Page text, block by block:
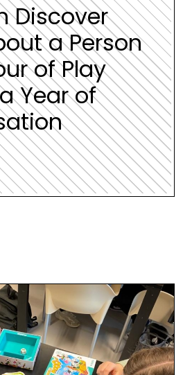
Discover
a Person
of Play
Year of